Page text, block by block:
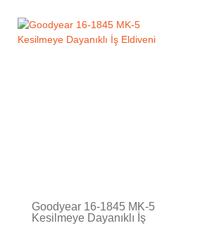
Goodyear 16-1845 MK-5
Kesilmeye Dayanıklı İş